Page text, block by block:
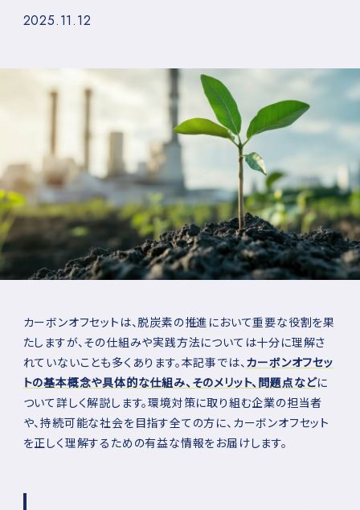
2025.11.12
カーボンオフセットは、脱炭素の推進において重要な役割を果
たしますが、その仕組みや実践方法については十分に理解さ
れていないことも多くあります。本記事では、 カーボンオフセッ
トの基本概念や具体的な仕組み、そのメリット、問題点などに
ついて詳しく解説します。環境対策に取り組む企業の担当者
や、持続可能な社会を目指す全ての方に、カーボンオフセット
を正しく理解するための有益な情報をお届けします。